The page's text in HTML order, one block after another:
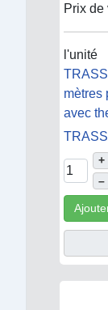
Prix de
l'unité
mètres
avec
+
–